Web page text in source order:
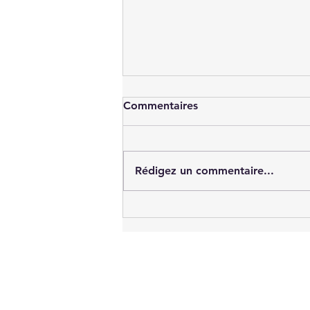
Commentaires
Rédigez un commentaire...